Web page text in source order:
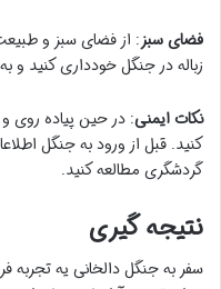
فضای سبز: از فضای سبز و
زباله در جنگل خودداری کنید و
نکات ایمنی: در حین پیاده روی
کنید. قبل از ورود به جنگل
گردشگری مطالعه کنید.
نتیجه گیری
سفر به جنگل دالخانی یه تجربه